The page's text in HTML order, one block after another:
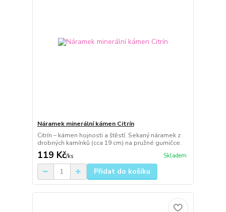
Náramek minerální kámen Citrín
Citrín – kámen hojnosti a štěstí. Sekaný náramek z
drobných kamínků (cca 19 cm) na pružné gumičce.
119 Kč/ks Skladem
Přidat do košíku